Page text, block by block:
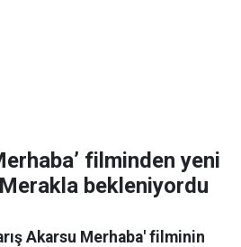
filminden yeni
bekleniyordu
Akarsu Merhaba' filminin